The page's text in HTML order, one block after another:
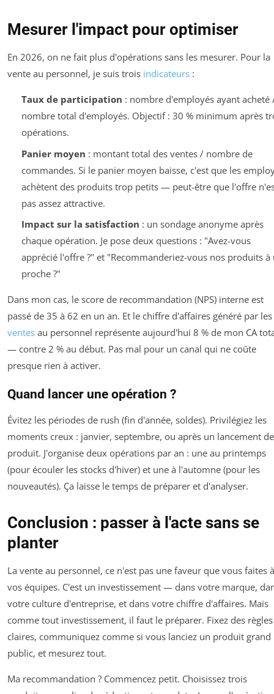
Mesurer l'impact pour optimiser
En 2026, on ne fait plus d'opérations sans les mesurer. Pour la
vente au personnel, je suis trois indicateurs :
Taux de participation : nombre d'employés ayant acheté
nombre total d'employés. Objectif : 30 % minimum après
opérations.
Panier moyen : montant total des ventes / nombre de
commandes. Si le panier moyen baisse, c'est que les
achètent des produits trop petits — peut-être que l'offre
pas assez attractive.
Impact sur la satisfaction : un sondage anonyme après
chaque opération. Je pose deux questions : "Avez-vous
apprécié l'offre ?" et "Recommanderiez-vous nos produits à
proche ?"
Dans mon cas, le score de recommandation (NPS) interne est
passé de 35 à 62 en un an. Et le chiffre d'affaires généré par les
ventes au personnel représente aujourd'hui 8 % de mon CA
— contre 2 % au début. Pas mal pour un canal qui ne coûte
presque rien à activer.
Quand lancer une opération ?
Évitez les périodes de rush (fin d'année, soldes). Privilégiez les
moments creux : janvier, septembre, ou après un lancement de
produit. J'organise deux opérations par an : une au printemps
(pour écouler les stocks d'hiver) et une à l'automne (pour les
nouveautés). Ça laisse le temps de préparer et d'analyser.
Conclusion : passer à l'acte sans se
planter
La vente au personnel, ce n'est pas une faveur que vous faites à
vos équipes. C'est un investissement — dans votre marque,
votre culture d'entreprise, et dans votre chiffre d'affaires. Mais
comme tout investissement, il faut le préparer. Fixez des règles
claires, communiquez comme si vous lanciez un produit grand
public, et mesurez tout.
Ma recommandation ? Commencez petit. Choisissez trois